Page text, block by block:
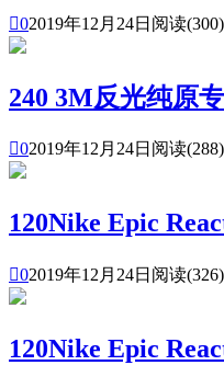
02019年12月24日 阅读(300)
240 3M反光纯原
02019年12月24日 阅读(288)
120Nike Epic
02019年12月24日 阅读(326)
120Nike Epic